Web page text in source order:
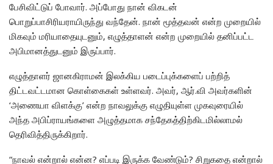
பேசிவிட்டுப் போவார். அப்போது நான் விகடன்
பொறுப்பாசிரியராயிருந்து வந்தேன். நான் மூத்தவன் என்ற முறையில்
மிகவும் மரியாதையுடனும், எழுத்தாளன் என்ற முறையில் தனிப்பட்ட
அபிமானத்துடனும் இருப்பார்.
எழுத்தாளர் ஜானகிராமன் இலக்கிய படைப்புக்களைப் பற்றித்
திட்டவட்டமான கொள்கைகள் உள்ளவர். அவர், ஆர்.வி அவர்களின்
‘அணையா விளக்கு’ என்ற நாவலுக்கு எழுதியுள்ள முகவுரையில்
அந்த அபிப்ராயங்களை அழுத்தமாக சந்தேகத்திற்கிடமில்லாமல்
தெரிவித்திருக்கிறார்.
“நாவல் என்றால் என்ன? எப்படி இருக்க வேண்டும்? சிறுகதை என்றால்